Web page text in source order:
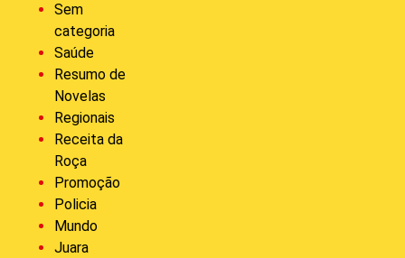
Sem
categoria
Saúde
Resumo de
Novelas
Regionais
Receita da
Roça
Promoção
Policia
Mundo
Juara